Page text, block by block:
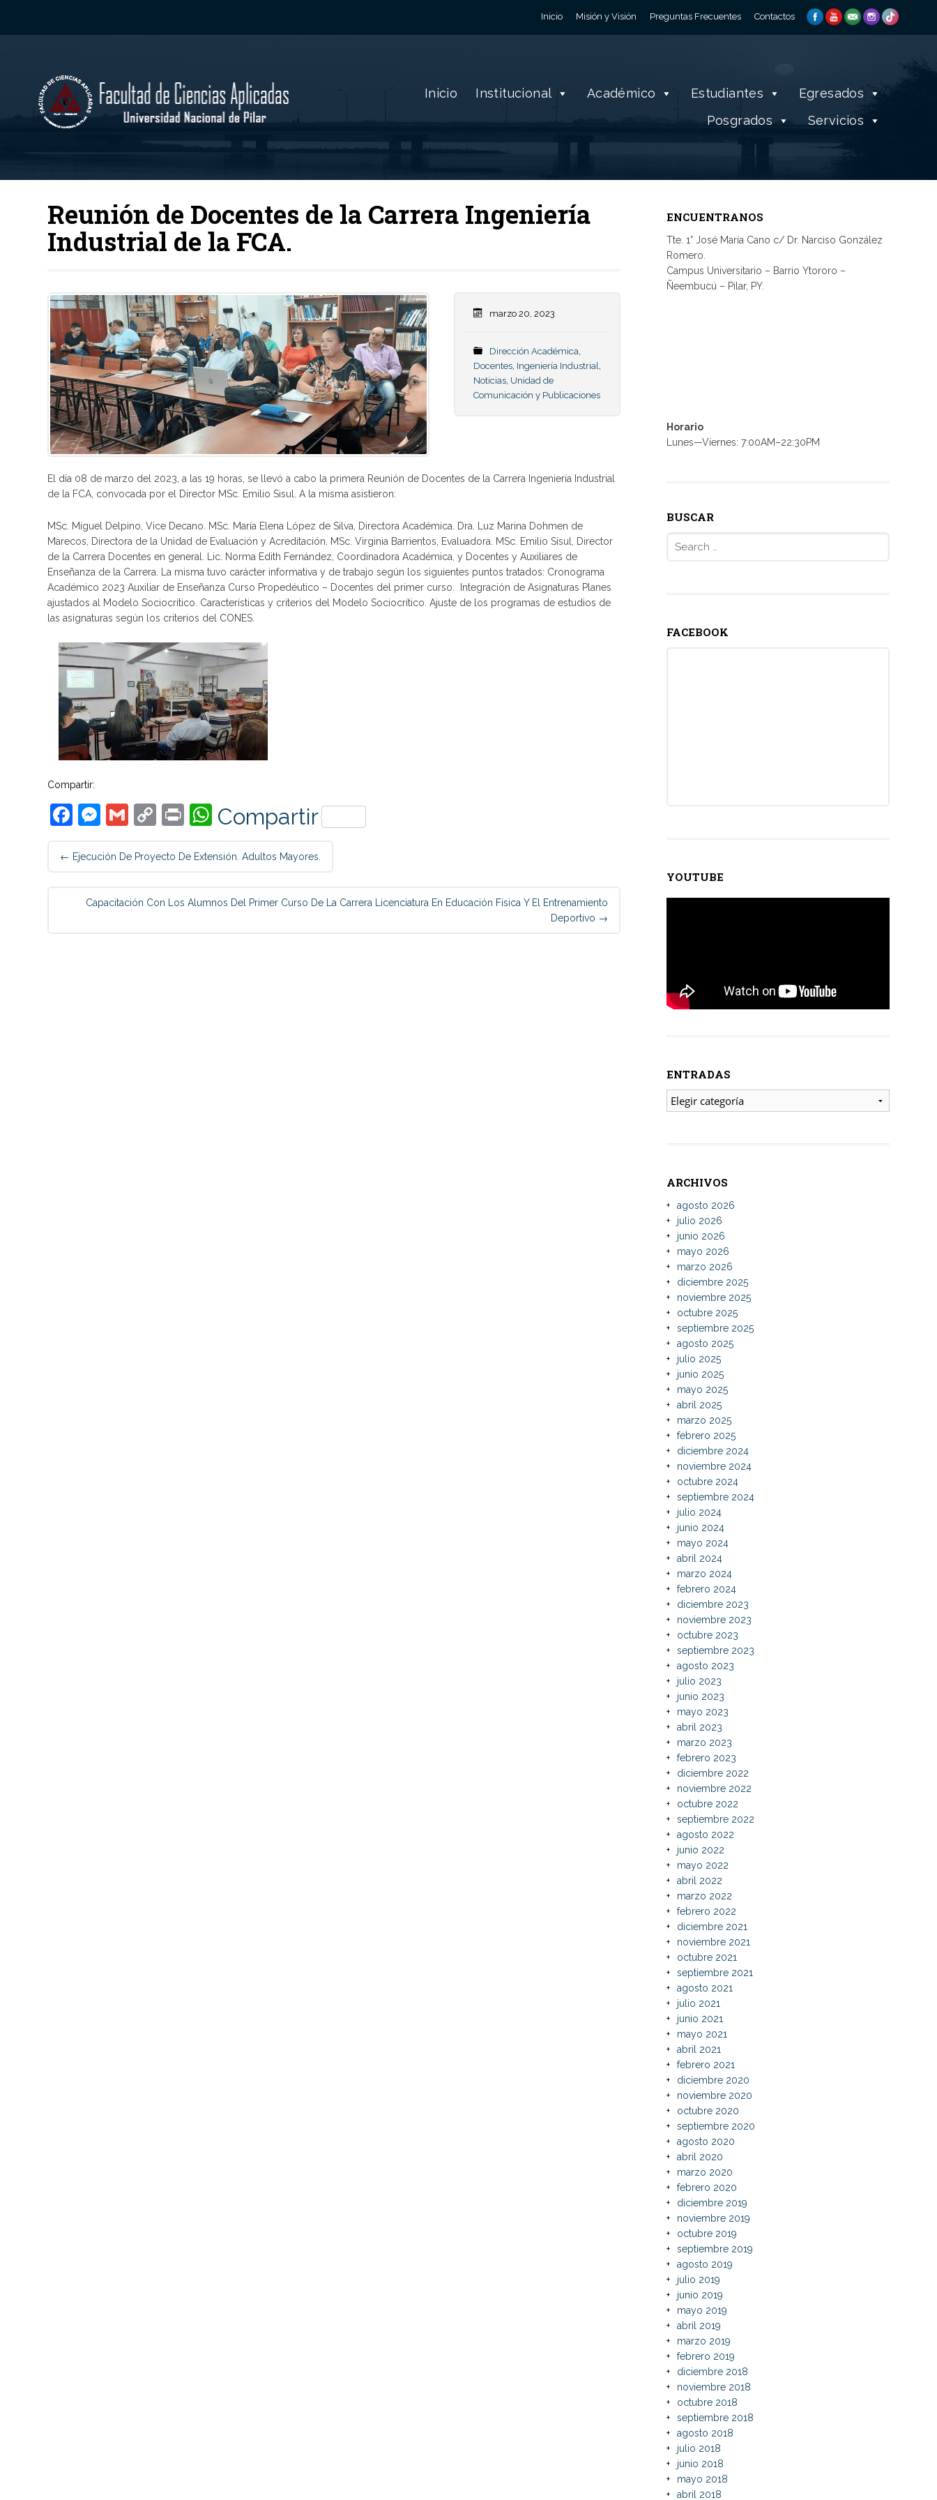
Inicio Misión y Visión Preguntas Frecuentes Contactos
Inicio Institucional Académico Estudiantes
Egresados
Posgrados
Servicios
Reunión de Docentes de la Carrera Ingeniería
Industrial de la FCA.
marzo 20, 2023
Dirección Académica,
Docentes, Ingeniería Industrial,
Noticias, Unidad de
Comunicación y Publicaciones
El día 08 de marzo del 2023, a las 19 horas, se llevó a cabo la primera Reunión de Docentes de la Carrera Ingeniería Industrial
de la FCA, convocada por el Director MSc. Emilio Sisul. A la misma asistieron:
MSc. Miguel Delpino, Vice Decano. MSc. María Elena López de Silva, Directora Académica. Dra. Luz Marina Dohmen de
Marecos, Directora de la Unidad de Evaluación y Acreditación. MSc. Virginia Barrientos, Evaluadora. MSc. Emilio Sisul, Director
de la Carrera Docentes en general. Lic. Norma Edith Fernández, Coordinadora Académica, y Docentes y Auxiliares de
Enseñanza de la Carrera. La misma tuvo carácter informativa y de trabajo según los siguientes puntos tratados: Cronograma
Académico 2023 Auxiliar de Enseñanza Curso Propedéutico – Docentes del primer curso. Integración de Asignaturas Planes
ajustados al Modelo Sociocrítico. Características y criterios del Modelo Sociocrítico. Ajuste de los programas de estudios de
las asignaturas según los criterios del CONES.
Compartir:
Facebook
Messenger
GmailCopyPrintWhatsApp
Compartir
Post
navigation
← Ejecución De Proyecto De Extensión. Adultos Mayores.
Capacitación Con Los Alumnos Del Primer Curso De La Carrera Licenciatura En Educación Física Y El Entrenamiento
Deportivo →
ENCUENTRANOS
Tte. 1° José María Cano c/ Dr. Narciso González
Romero.
Campus Universitario – Barrio Ytororo –
Ñeembucú – Pilar, PY.
Horario
Lunes—Viernes: 7:00AM–22:30PM
BUSCAR
FACEBOOK
YOUTUBE
ENTRADAS
ENTRADAS
ARCHIVOS
agosto 2026
julio 2026
junio 2026
mayo 2026
marzo 2026
diciembre 2025
noviembre 2025
octubre 2025
septiembre 2025
agosto 2025
julio 2025
junio 2025
mayo 2025
abril 2025
marzo 2025
febrero 2025
diciembre 2024
noviembre 2024
octubre 2024
septiembre 2024
julio 2024
junio 2024
mayo 2024
abril 2024
marzo 2024
febrero 2024
diciembre 2023
noviembre 2023
octubre 2023
septiembre 2023
agosto 2023
julio 2023
junio 2023
mayo 2023
abril 2023
marzo 2023
febrero 2023
diciembre 2022
noviembre 2022
octubre 2022
septiembre 2022
agosto 2022
junio 2022
mayo 2022
abril 2022
marzo 2022
febrero 2022
diciembre 2021
noviembre 2021
octubre 2021
septiembre 2021
agosto 2021
julio 2021
junio 2021
mayo 2021
abril 2021
febrero 2021
diciembre 2020
noviembre 2020
octubre 2020
septiembre 2020
agosto 2020
abril 2020
marzo 2020
febrero 2020
diciembre 2019
noviembre 2019
octubre 2019
septiembre 2019
agosto 2019
julio 2019
junio 2019
mayo 2019
abril 2019
marzo 2019
febrero 2019
diciembre 2018
noviembre 2018
octubre 2018
septiembre 2018
agosto 2018
julio 2018
junio 2018
mayo 2018
abril 2018